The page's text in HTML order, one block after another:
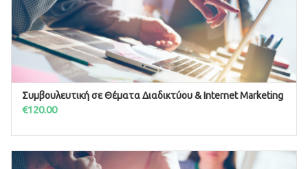
ΠΡΟΣΘΉΚΗ ΣΤΟ ΚΑΛΆΘΙ
Συμβουλευτική σε Θέματα Διαδικτύου & Internet Marketing
€120.00